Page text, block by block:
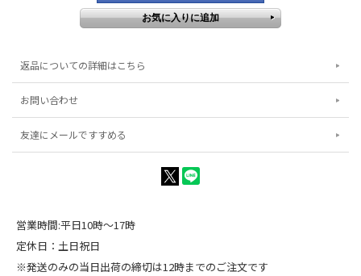
返品についての詳細はこちら
お問い合わせ
友達にメールですすめる
営業時間:平日10時～17時
定休日：土日祝日
※発送のみの当日出荷の締切は12時までのご注文です